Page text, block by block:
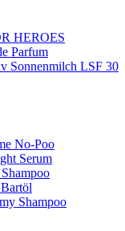
HEROES
Parfum
Sonnenmilch LSF 30
No-Poo
Serum
Shampoo